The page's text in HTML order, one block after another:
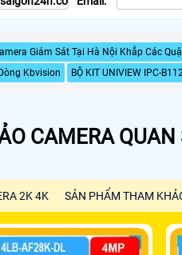
Giám Sát Tại Hà Nội Khắp Các
Kbvision
BỘ KIT UNIVIEW IPC-
CAMERA QUAN
2K 4K SẢN PHẨM THAM